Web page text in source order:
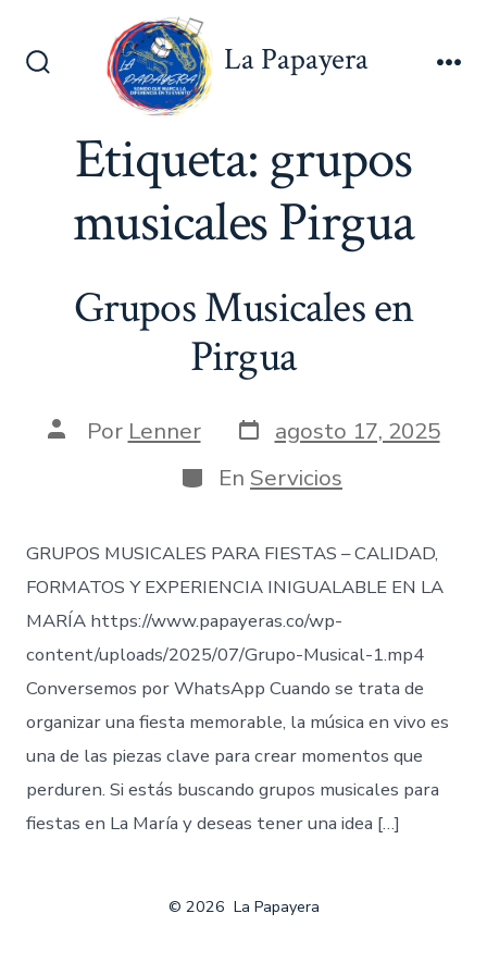
Alternar
La Papayera
Etiqueta: grupos
musicales Pirgua
Grupos Musicales en
Pirgua
AutorPor Lenner Fecha
de
publicación
agosto 17, 2025
Categorías
En Servicios
GRUPOS MUSICALES PARA FIESTAS – CALIDAD,
FORMATOS Y EXPERIENCIA INIGUALABLE EN LA
MARÍA https://www.papayeras.co/wp-
content/uploads/2025/07/Grupo-Musical-1.mp4
Conversemos por WhatsApp Cuando se trata de
organizar una fiesta memorable, la música en vivo es
una de las piezas clave para crear momentos que
perduren. Si estás buscando grupos musicales para
fiestas en La María y deseas tener una idea […]
© 2026 La Papayera